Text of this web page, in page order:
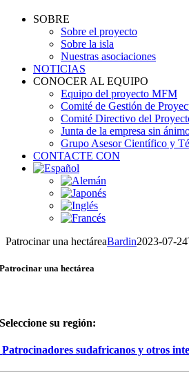
SOBRE
Sobre el proyecto
Sobre la isla
Nuestras asociaciones
NOTICIAS
CONOCER AL EQUIPO
Equipo del proyecto MFM
Comité de Gestión de
Comité Directivo del
Junta de la empresa sin
Grupo Asesor Científico y
CONTACTE CON
Patrocinar una hectáreaBardin2023-07-
Patrocinar una hectárea
Seleccione su región:
Patrocinadores sudafricanos y otros